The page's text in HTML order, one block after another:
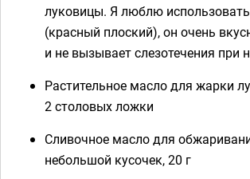
луковицы. Я люблю
(красный плоский), он очень
и не вызывает слезотечения при
Растительное масло для жарки
2 столовых ложки
Сливочное масло для
небольшой кусочек, 20 г